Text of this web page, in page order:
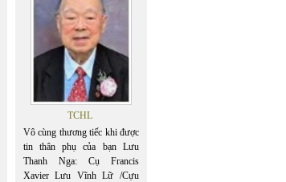
TCHL
Vô cùng thương tiếc khi được
tin thân phụ của bạn Lưu
Thanh Nga: Cụ Francis
Xavier Lưu Vĩnh Lữ /Cựu